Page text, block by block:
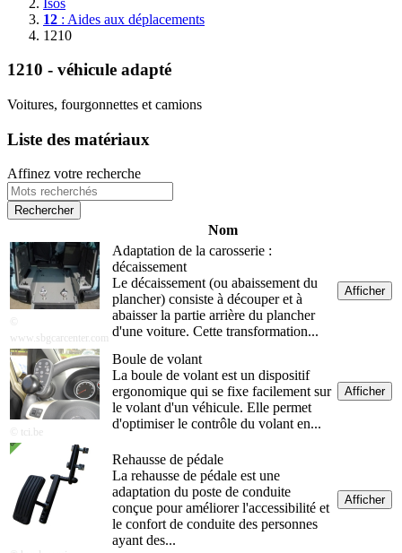
12 : Aides aux déplacements
1210
1210 - véhicule adapté
Voitures, fourgonnettes et camions
Liste des matériaux
Affinez votre recherche
Nom
www.sbgcarcenter.com
Adaptation de la carosserie :
décaissement
Le décaissement (ou abaissement du
plancher) consiste à découper et à
abaisser la partie arrière du plancher
d'une voiture. Cette transformation...
Afficher
© tci.be
Boule de volant
La boule de volant est un dispositif
ergonomique qui se fixe facilement sur
le volant d'un véhicule. Elle permet
d'optimiser le contrôle du volant en...
Afficher
Rehausse de pédale
La rehausse de pédale est une
adaptation du poste de conduite
conçue pour améliorer l'accessibilité et
le confort de conduite des personnes
ayant des...
Afficher